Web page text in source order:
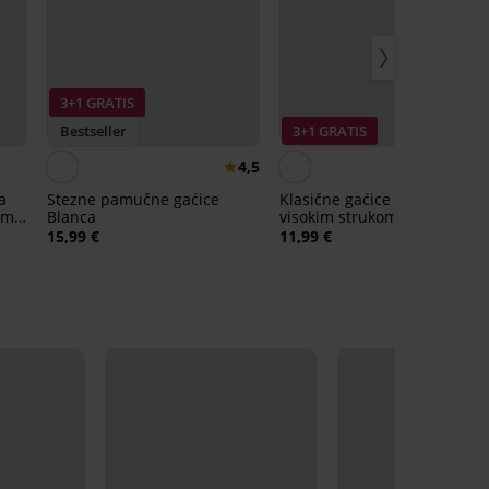
i
3+1 GRATIS
Bestseller
4,5
Stezne pamučne gaćice
Blanca
15,99 €
3+1 GRATIS
Klasične gaćice Lory s
visokim strukom
11,99 €